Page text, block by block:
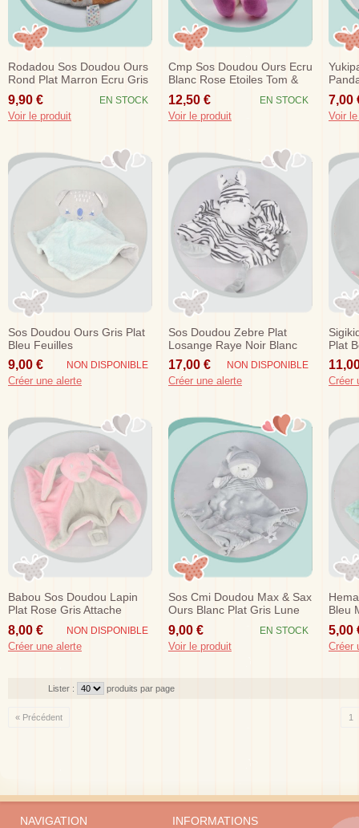
Rodadou Sos Doudou Ours
Rond Plat Marron Ecru Gris
Mongolfiere
9,90 € EN STOCK
Voir le produit
Cmp Sos Doudou Ours Ecru
Blanc Rose Etoiles Tom &
Zoe
12,50 € EN STOCK
Voir le produit
7,00
Voir
Sos Doudou Ours Gris Plat
Bleu Feuilles
9,00 € NON DISPONIBLE
Créer une alerte
Sos Doudou Zebre Plat
Losange Raye Noir Blanc
17,00 € NON DISPONIBLE
Créer une alerte
Plat
Créer
Babou Sos Doudou Lapin
Plat Rose Gris Attache
Tetine
8,00 € NON DISPONIBLE
Créer une alerte
Sos Cmi Doudou Max & Sax
Ours Blanc Plat Gris Lune
Etoiles
9,00 € EN STOCK
Voir le produit
Bleu
5,00
Créer
Lister : produits par page
« Précédent 1
NAVIGATION INFORMATIONS